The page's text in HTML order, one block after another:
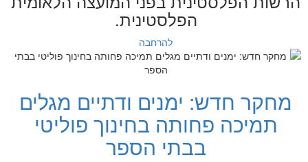
הפלסטינית.
להרחבה
מחקר חדש: ימנים ודתיים מגלים
תמיכה פחותה בחינוך פוליטי
בבתי הספר